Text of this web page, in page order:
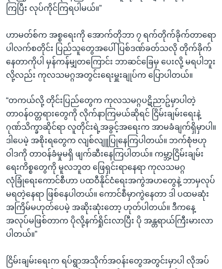
ကြပြီး လုပ်ကိုင်ကြရပါမယ်။”
ဟာမတ်စ်က အစ္စရေးကို အောက်တိုဘာ ၇ ရက်တိုက်ခိုက်တာ‌ရော
ပါလက်စတိုင်း ပြည်သူတွေအပေါ် ပြစ်ဒဏ်ခတ်သလို တိုက်ခိုက်
နေတာကိုပါ မှန်ကန်မျှတကြောင်း ဘာဆင်ခြေမှ ပေးလို့ မရပါဘူး
လို့လည်း ကုလသမဂ္ဂအတွင်းရေးမှူးချုပ်က ပြောပါတယ်။
“တကယ်လို့ တိုင်းပြည်တွေက ကုလသမဂ္ဂပဋိညာဥ်မှာပါတဲ့
တာဝန်ဝတ္တရားတွေကို လိုက်နာကြမယ်ဆိုရင် ငြိမ်းချမ်းရေးနဲ့
ဂုဏ်သိက္ခာဆိုင်ရာ လူတိုင်းရဲ့အခွင့်အရေးက အာမခံချက်ရှိမှာပါ။
ဒါပေမဲ့ အစိုးရတွေက လျစ်လျူပြုနေကြပါတယ်။ ဘက်စုံဗဟု
ဝါဒကို တာဝန်ခံမှုမရှိ ဖျက်ဆီးနေကြပါတယ်။ ကမ္ဘာ့ငြိမ်းချမ်း
ရေးကိစ္စတွေကို မူလဘူတ ဖြေရှင်းရာနေရာ ကုလသမဂ္ဂ
လုံခြုံရေးကောင်စီဟာ ပထဝီနိုင်ငံရေးအကွဲအဟတွေနဲ့ ဘာမှလုပ်
မရတဲ့နေရာ ဖြစ်နေပါတယ်။ ကောင်စီမှာကွဲနေတာ ဒါ ပထမဆုံး
အကြိမ်မဟုတ်ပေမဲ့ အဆိုးဆုံးတော့ ဟုတ်ပါတယ်။ ဒီကနေ့
အလုပ်မဖြစ်တာက ပိုလို့နက်ရှိုင်းလာပြီး ပို အန္တရာယ်ကြီးမားလာ
ပါတယ်။”
ငြိမ်းချမ်းရေးက ရပ်ရွာအသိုက်အဝန်းတွေအတွင်းမှာပါ လိုအပ်